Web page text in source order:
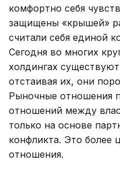
комфортно себя
защищены «крышей»
считали себя единой
Сегодня во многих
холдингах
отстаивая их, они
Рыночные отношения
отношений между
только на основе
конфликта. Это более
отношения.